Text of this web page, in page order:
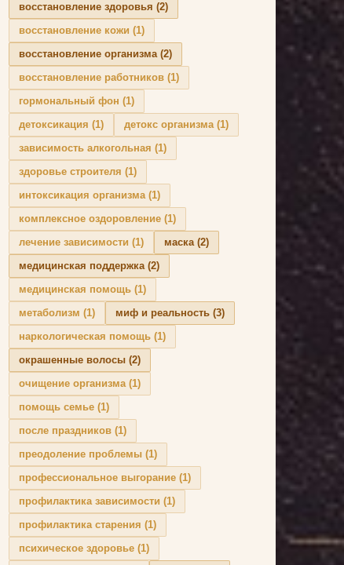
восстановление здоровья (2)
восстановление кожи (1)
восстановление организма(2)
восстановление работников (1)
гормональный фон (1)
детоксикация (1) детокс организма(1)
зависимость алкогольная (1)
здоровье строителя (1)
интоксикация организма(1)
комплексное оздоровление (1)
лечение зависимости (1) маска(2)
медицинская поддержка(2)
медицинская помощь (1)
метаболизм (1) миф и реальность (3)
наркологическая помощь (1)
окрашенные волосы (2)
очищение организма(1)
помощь семье (1)
после праздников (1)
преодоление проблемы (1)
профессиональное выгорание (1)
профилактика зависимости (1)
профилактика старения (1)
психическое здоровье (1)